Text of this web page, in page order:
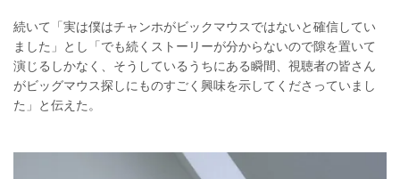
続いて「実は僕はチャンホがビックマウスではないと確信してい
ました」とし「でも続くストーリーが分からないので隙を置いて
演じるしかなく、そうしているうちにある瞬間、視聴者の皆さん
がビッグマウス探しにものすごく興味を示してくださっていまし
た」と伝えた。